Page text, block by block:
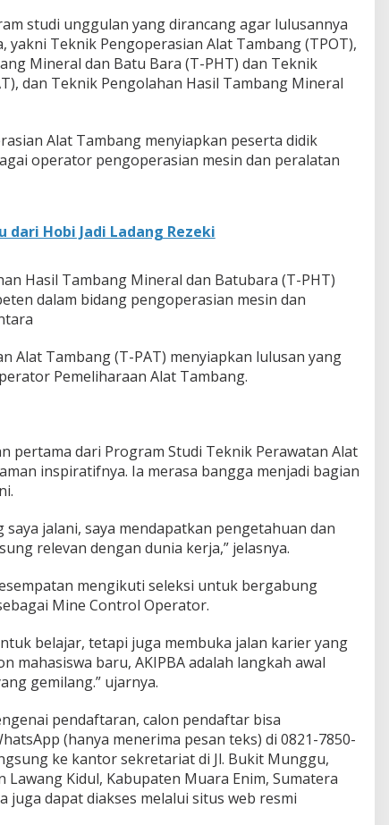
studi unggulan yang dirancang agar lulusannya
yakni Teknik Pengoperasian Alat Tambang (TPOT),
Mineral dan Batu Bara (T-PHT) dan Teknik
dan Teknik Pengolahan Hasil Tambang Mineral
Alat Tambang menyiapkan peserta didik
operator pengoperasian mesin dan peralatan
dari Hobi Jadi Ladang Rezeki
Hasil Tambang Mineral dan Batubara (T-PHT)
dalam bidang pengoperasian mesin dan
Alat Tambang (T-PAT) menyiapkan lulusan yang
Pemeliharaan Alat Tambang.
pertama dari Program Studi Teknik Perawatan Alat
inspiratifnya. Ia merasa bangga menjadi bagian
jalani, saya mendapatkan pengetahuan dan
relevan dengan dunia kerja,” jelasnya.
mengikuti seleksi untuk bergabung
Mine Control Operator.
belajar, tetapi juga membuka jalan karier yang
mahasiswa baru, AKIPBA adalah langkah awal
gemilang.” ujarnya.
pendaftaran, calon pendaftar bisa
(hanya menerima pesan teks) di 0821-7850-
ke kantor sekretariat di Jl. Bukit Munggu,
Lawang Kidul, Kabupaten Muara Enim, Sumatera
juga dapat diakses melalui situs web resmi